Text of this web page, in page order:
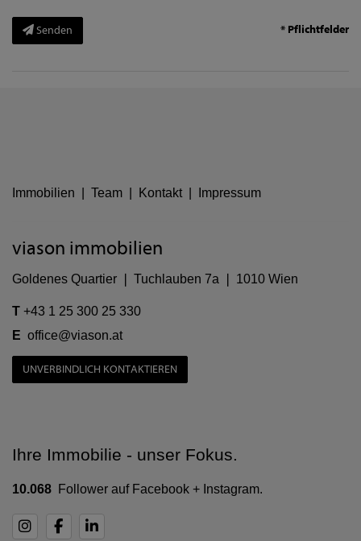
Senden * Pflichtfelder
Immobilien Team Kontakt Impressum
viason immobilien
Goldenes Quartier ❘ Tuchlauben 7a ❘ 1010 Wien
T +43 1 25 300 25 330
E office@viason.at
UNVERBINDLICH KONTAKTIEREN
Ihre Immobilie - unser Fokus.
10.068 Follower auf Facebook + Instagram.